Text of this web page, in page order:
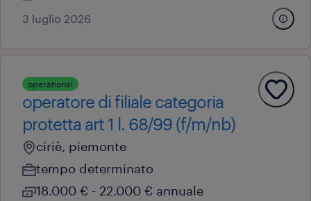
3 luglio 2026
operational
operatore di filiale categoria
protetta art 1 l. 68/99 (f/m/nb)
ciriè, piemonte
tempo determinato
18.000 € - 22.000 € annuale